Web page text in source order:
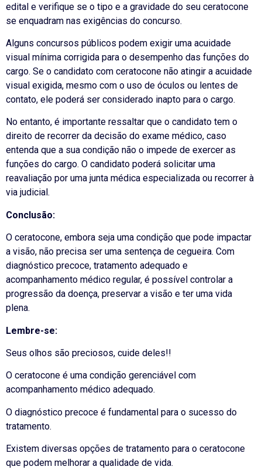
edital e verifique se o tipo e a gravidade do seu ceratocone
se enquadram nas exigências do concurso.
Alguns concursos públicos podem exigir uma acuidade
visual mínima corrigida para o desempenho das funções do
cargo. Se o candidato com ceratocone não atingir a acuidade
visual exigida, mesmo com o uso de óculos ou lentes de
contato, ele poderá ser considerado inapto para o cargo.
No entanto, é importante ressaltar que o candidato tem o
direito de recorrer da decisão do exame médico, caso
entenda que a sua condição não o impede de exercer as
funções do cargo. O candidato poderá solicitar uma
reavaliação por uma junta médica especializada ou recorrer à
via judicial.
Conclusão:
O ceratocone, embora seja uma condição que pode impactar
a visão, não precisa ser uma sentença de cegueira. Com
diagnóstico precoce, tratamento adequado e
acompanhamento médico regular, é possível controlar a
progressão da doença, preservar a visão e ter uma vida
plena.
Lembre-se:
Seus olhos são preciosos, cuide deles!!
O ceratocone é uma condição gerenciável com
acompanhamento médico adequado.
O diagnóstico precoce é fundamental para o sucesso do
tratamento.
Existem diversas opções de tratamento para o ceratocone
que podem melhorar a qualidade de vida.